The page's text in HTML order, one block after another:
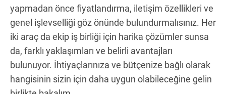
yapmadan önce fiyatlandırma, iletişim özellikleri ve
genel işlevselliği göz önünde bulundurmalısınız. Her
iki araç da ekip iş birliği için harika çözümler sunsa
da, farklı yaklaşımları ve belirli avantajları
bulunuyor. İhtiyaçlarınıza ve bütçenize bağlı olarak
hangisinin sizin için daha uygun olabileceğine gelin